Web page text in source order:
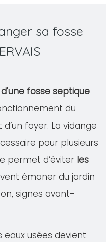
sa fosse
fosse septique
du
foyer. La vidange
pour plusieurs
permet d’éviter les
émaner du jardin
signes avant-
eaux usées devient